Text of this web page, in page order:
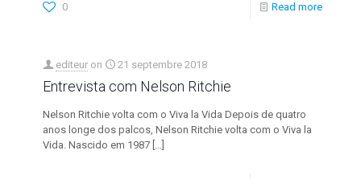
0 Read more
editeur on 21 septembre 2018
Entrevista com Nelson Ritchie
Nelson Ritchie volta com o Viva la Vida Depois de quatro
anos longe dos palcos, Nelson Ritchie volta com o Viva la
Vida. Nascido em 1987 […]